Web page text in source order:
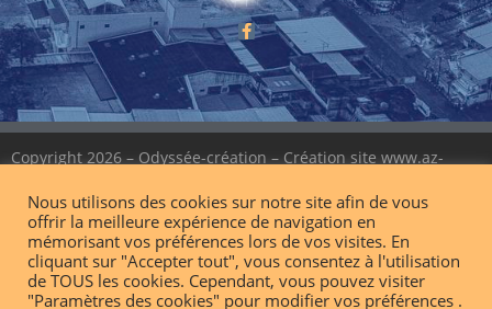
Copyright 2026 – Odyssée-création – Création site www.az-
Mentions légalesRGPD
Nous utilisons des cookies sur notre site afin de vous
offrir la meilleure expérience de navigation en
mémorisant vos préférences lors de vos visites. En
cliquant sur "Accepter tout", vous consentez à l'utilisation
de TOUS les cookies. Cependant, vous pouvez visiter
"Paramètres des cookies" pour modifier vos préférences .